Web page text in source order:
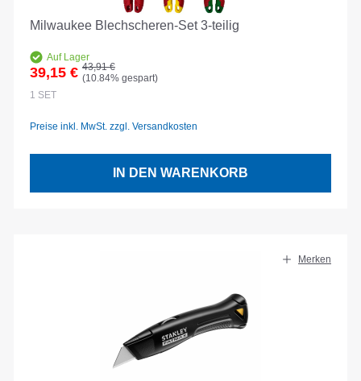
Milwaukee Blechscheren-Set 3-teilig
Auf Lager
Verkaufspreis:
39,15 € Regulärer Preis:
43,91 €
(10.84% gespart)
1 SET
Preise inkl. MwSt. zzgl. Versandkosten
IN DEN WARENKORB
Merken